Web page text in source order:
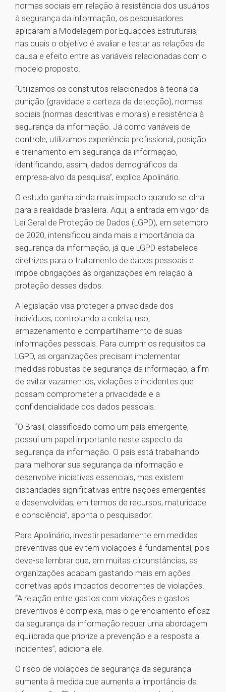
normas sociais em relação à resistência dos usuários
à segurança da informação, os pesquisadores
aplicaram a Modelagem por Equações Estruturais,
nas quais o objetivo é avaliar e testar as relações de
causa e efeito entre as variáveis relacionadas com o
modelo proposto.
“Utilizamos os construtos relacionados à teoria da
punição (gravidade e certeza da detecção), normas
sociais (normas descritivas e morais) e resistência à
segurança da informação. Já como variáveis de
controle, utilizamos experiência profissional, posição
e treinamento em segurança da informação,
identificando, assim, dados demográficos da
empresa-alvo da pesquisa”, explica Apolinário.
O estudo ganha ainda mais impacto quando se olha
para a realidade brasileira. Aqui, a entrada em vigor da
Lei Geral de Proteção de Dados (LGPD), em setembro
de 2020, intensificou ainda mais a importância da
segurança da informação, já que LGPD estabelece
diretrizes para o tratamento de dados pessoais e
impõe obrigações às organizações em relação à
proteção desses dados.
A legislação visa proteger a privacidade dos
indivíduos, controlando a coleta, uso,
armazenamento e compartilhamento de suas
informações pessoais. Para cumprir os requisitos da
LGPD, as organizações precisam implementar
medidas robustas de segurança da informação, a fim
de evitar vazamentos, violações e incidentes que
possam comprometer a privacidade e a
confidencialidade dos dados pessoais.
“O Brasil, classificado como um país emergente,
possui um papel importante neste aspecto da
segurança da informação. O país está trabalhando
para melhorar sua segurança da informação e
desenvolve iniciativas essenciais, mas existem
disparidades significativas entre nações emergentes
e desenvolvidas, em termos de recursos, maturidade
e consciência”, aponta o pesquisador.
Para Apolinário, investir pesadamente em medidas
preventivas que evitem violações é fundamental, pois
deve-se lembrar que, em muitas circunstâncias, as
organizações acabam gastando mais em ações
corretivas após impactos decorrentes de violações.
“A relação entre gastos com violações e gastos
preventivos é complexa, mas o gerenciamento eficaz
da segurança da informação requer uma abordagem
equilibrada que priorize a prevenção e a resposta a
incidentes”, adiciona ele.
O risco de violações de segurança da segurança
aumenta à medida que aumenta a importância da